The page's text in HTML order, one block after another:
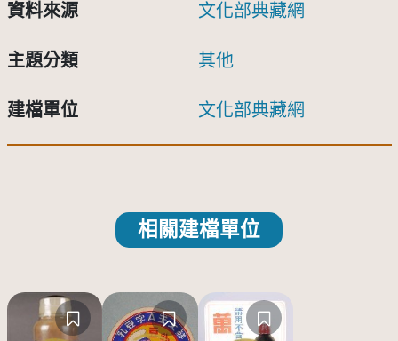
資料來源 文化部典藏網
主題分類 其他
建檔單位 文化部典藏網
相關建檔單位